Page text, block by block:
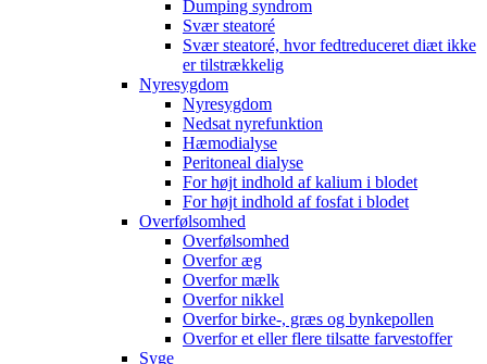
Dumping syndrom
Svær steatoré
Svær steatoré, hvor fedtreduceret diæt ikke
er tilstrækkelig
Nyresygdom
Nyresygdom
Nedsat nyrefunktion
Hæmodialyse
Peritoneal dialyse
For højt indhold af kalium i blodet
For højt indhold af fosfat i blodet
Overfølsomhed
Overfølsomhed
Overfor æg
Overfor mælk
Overfor nikkel
Overfor birke-, græs og bynkepollen
Overfor et eller flere tilsatte farvestoffer
Syge